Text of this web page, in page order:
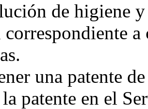
de higiene
correspondiente
una patente
patente en el